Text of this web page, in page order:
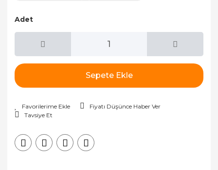
Adet
Sepete Ekle
Fiyatı Düşünce Haber Ver
Tavsiye Et